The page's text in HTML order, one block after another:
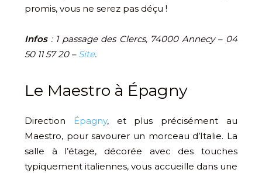
promis, vous ne serez pas déçu !
Infos: 1 passage des Clercs, 74000 Annecy – 04
50 11 57 20 – Site.
Le Maestro à Épagny
Direction Épagny, et plus précisément au
Maestro, pour savourer un morceau d’Italie. La
salle à l’étage, décorée avec des touches
typiquement italiennes, vous accueille dans une